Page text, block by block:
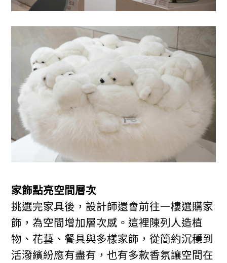
家飾點亮空間層次
挑選完家具後，設計師還會前往一樓選購家
飾，為空間增加層次感。這裡陳列人造植
物、花藝、餐具與多樣家飾，從簡約沉穩到
活潑繽紛應有盡有，也有多款香氛讓空間在